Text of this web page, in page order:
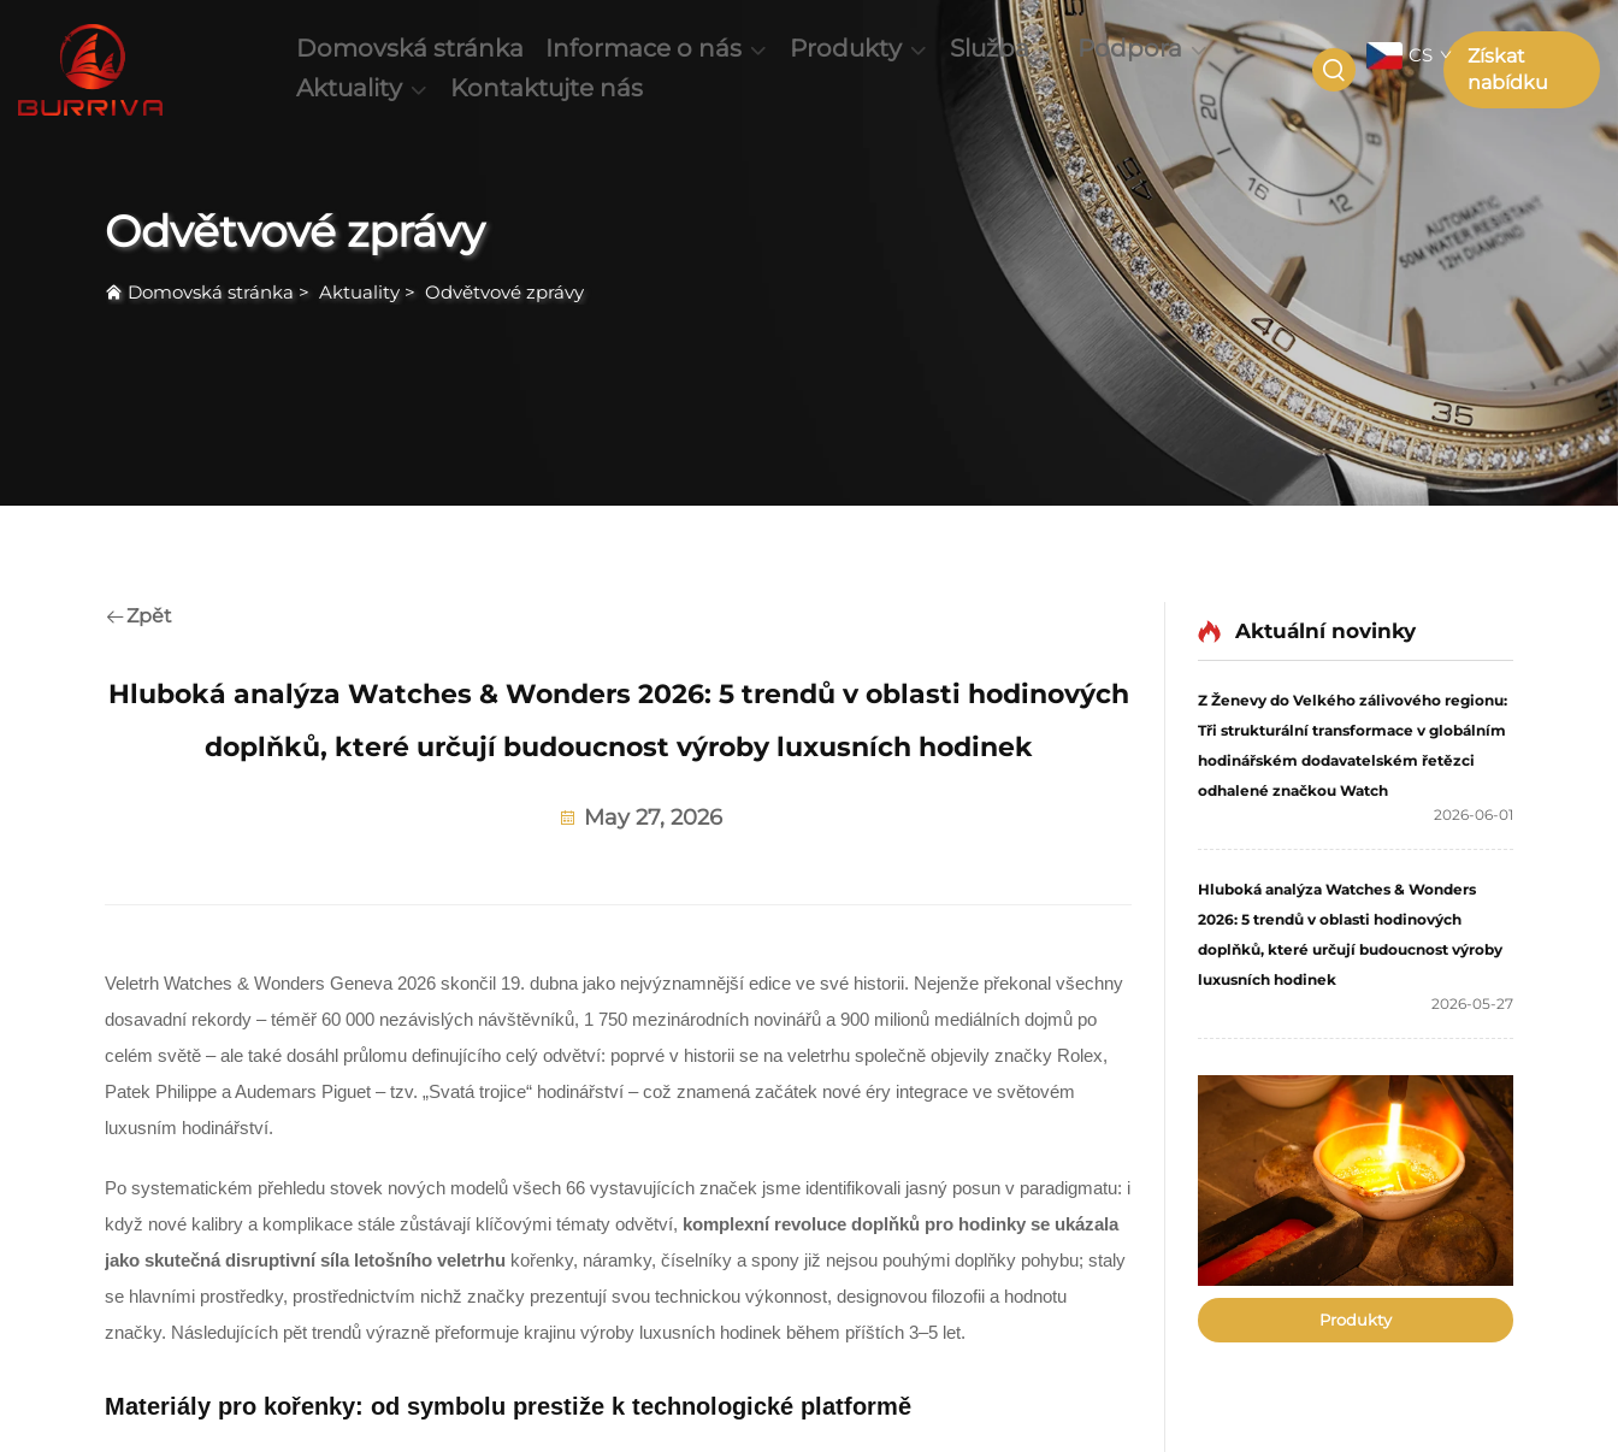
Domovská stránka Informace o nás Produkty Služba
Podpora
Aktuality
Kontaktujte nás
CS
Získat
nabídku
Odvětvové zprávy
Domovská stránka > Aktuality > Odvětvové zprávy
Zpět
Hluboká analýza Watches & Wonders 2026: 5 trendů v oblasti hodinových
doplňků, které určují budoucnost výroby luxusních hodinek
May 27, 2026
Veletrh Watches & Wonders Geneva 2026 skončil 19. dubna jako nejvýznamnější edice ve své historii. Nejenže překonal všechny
dosavadní rekordy – téměř 60 000 nezávislých návštěvníků, 1 750 mezinárodních novinářů a 900 milionů mediálních dojmů po
celém světě – ale také dosáhl průlomu definujícího celý odvětví: poprvé v historii se na veletrhu společně objevily značky Rolex,
Patek Philippe a Audemars Piguet – tzv. „Svatá trojice“ hodinářství – což znamená začátek nové éry integrace ve světovém
luxusním hodinářství.
Po systematickém přehledu stovek nových modelů všech 66 vystavujících značek jsme identifikovali jasný posun v paradigmatu: i
když nové kalibry a komplikace stále zůstávají klíčovými tématy odvětví, komplexní revoluce doplňků pro hodinky se ukázala
jako skutečná disruptivní síla letošního veletrhu kořenky, náramky, číselníky a spony již nejsou pouhými doplňky pohybu; staly
se hlavními prostředky, prostřednictvím nichž značky prezentují svou technickou výkonnost, designovou filozofii a hodnotu
značky. Následujících pět trendů výrazně přeformuje krajinu výroby luxusních hodinek během příštích 3–5 let.
Materiály pro kořenky: od symbolu prestiže k technologické platformě
Aktuální novinky
Z Ženevy do Velkého zálivového regionu:
Tři strukturální transformace v globálním
hodinářském dodavatelském řetězci
odhalené značkou Watch
2026-06-01
Hluboká analýza Watches & Wonders
2026: 5 trendů v oblasti hodinových
doplňků, které určují budoucnost výroby
luxusních hodinek
2026-05-27
Produkty